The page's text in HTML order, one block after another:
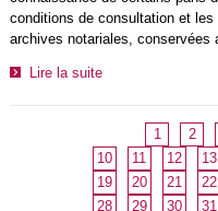
conditions de consultation et
archives notariales, conservées
Lire la suite
1 2
10
11 12 13
19
20 21 22
28
29 30 31